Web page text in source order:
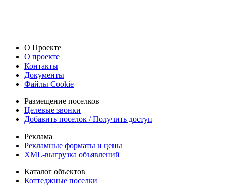
О Проекте
О проекте
Контакты
Документы
Файлы Cookie
Размещение поселков
Целевые звонки
Добавить поселок / Получить доступ
Реклама
Рекламные форматы и цены
XML-выгрузка объявлений
Каталог объектов
Коттеджные поселки